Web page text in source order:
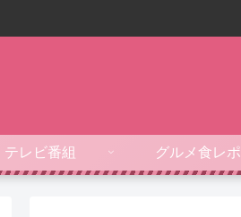
テレビ番組 グルメ食レポ